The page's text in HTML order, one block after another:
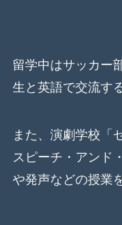
留学中はサッカー
生と英語で交流す
また、演劇学校「
スピーチ・アンド
や発声などの授業